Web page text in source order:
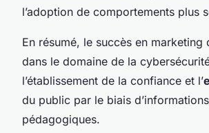
l’adoption de comportements plus
En résumé, le succès en marketing
dans le domaine de la
l’établissement de la confiance et l’
du public par le biais
pédagogiques.